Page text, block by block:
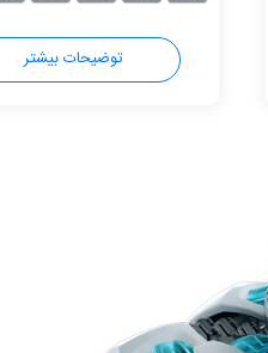
توضیحات بیشتر